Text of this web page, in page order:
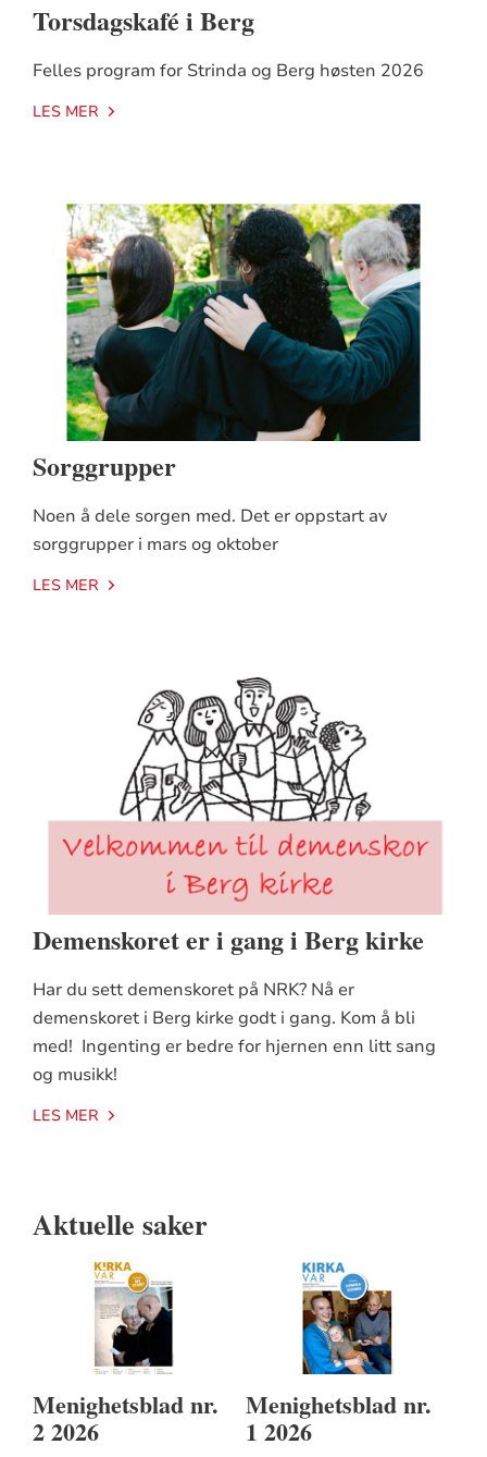
Torsdagskafé i Berg
Felles program for Strinda og Berg høsten 2026
LES MER
Sorggrupper
Noen å dele sorgen med. Det er oppstart av
sorggrupper i mars og oktober
LES MER
Demenskoret er i gang i Berg kirke
Har du sett demenskoret på NRK? Nå er
demenskoret i Berg kirke godt i gang. Kom å bli
med! Ingenting er bedre for hjernen enn litt sang
og musikk!
LES MER
Aktuelle saker
Menighetsblad nr.
2 2026
Menighetsblad nr.
1 2026